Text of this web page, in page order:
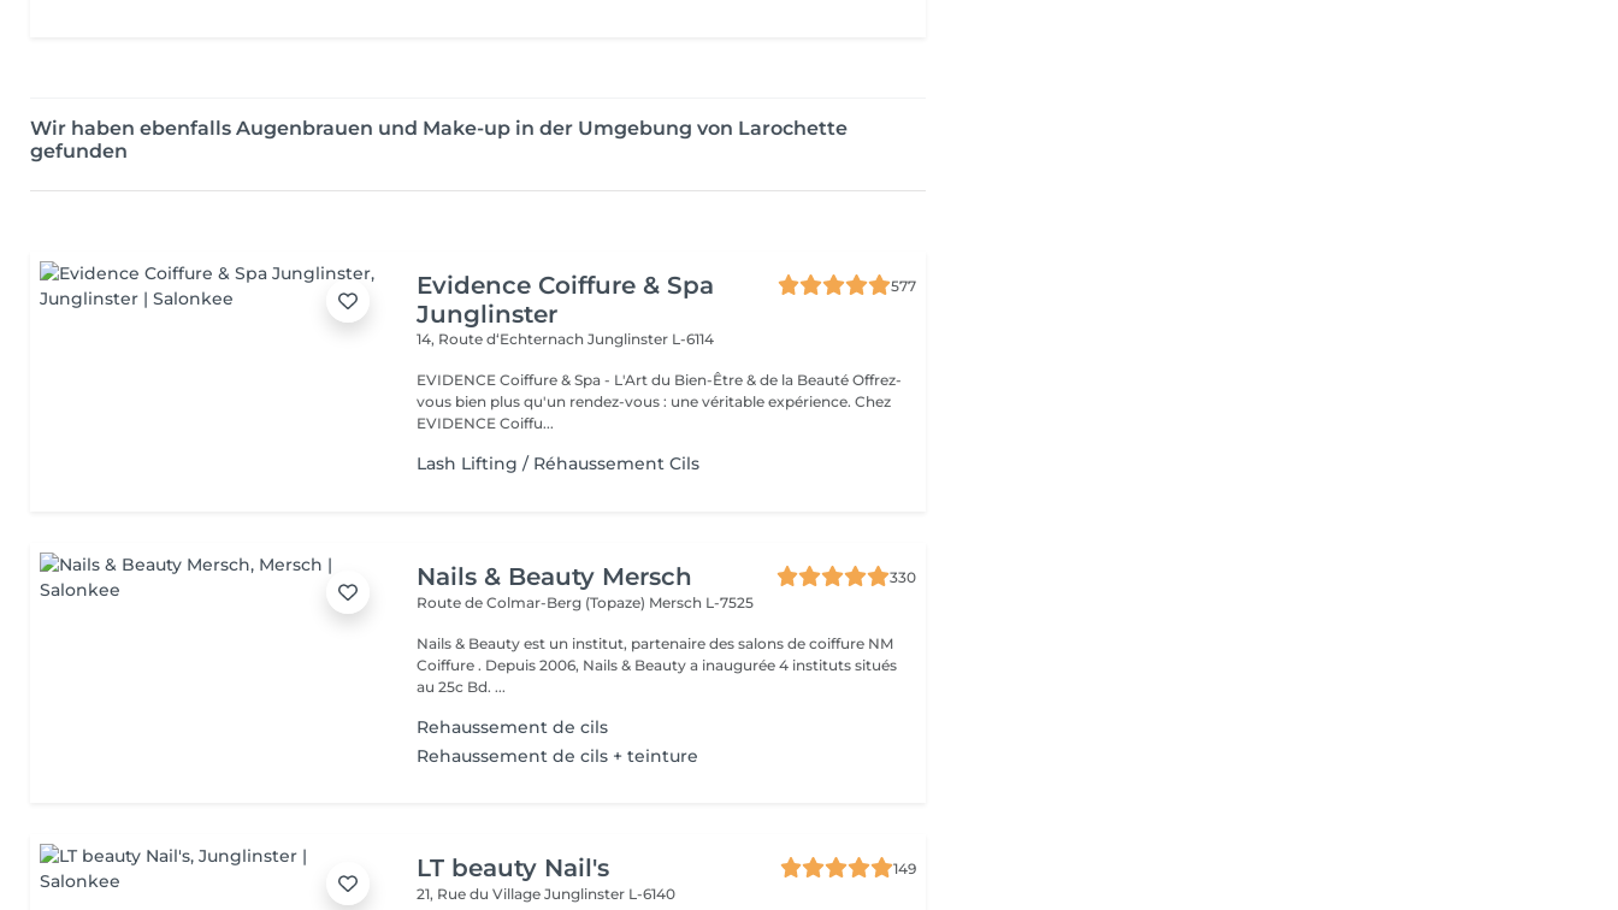
Wir haben ebenfalls Augenbrauen und Make-up in der Umgebung von Larochette
gefunden
Evidence Coiffure & Spa
Junglinster
577
14, Route d‘EchternachJunglinster L-6114
EVIDENCE Coiffure & Spa - L'Art du Bien-Être & de la Beauté Offrez-
vous bien plus qu'un rendez-vous : une véritable expérience. Chez
EVIDENCE Coiffu...
Lash Lifting / Réhaussement Cils
Nails & Beauty Mersch
330
Route de Colmar-Berg (Topaze) Mersch L-7525
Nails & Beauty est un institut, partenaire des salons de coiffure NM
Coiffure . Depuis 2006, Nails & Beauty a inaugurée 4 instituts situés
au 25c Bd. ...
Rehaussement de cils
Rehaussement de cils + teinture
LT beauty Nail's
149
21, Rue du VillageJunglinster L-6140